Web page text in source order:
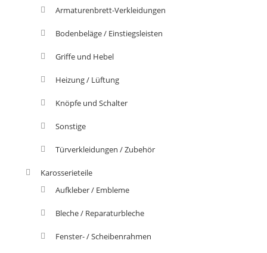
Armaturenbrett-Verkleidungen
Bodenbeläge / Einstiegsleisten
Griffe und Hebel
Heizung / Lüftung
Knöpfe und Schalter
Sonstige
Türverkleidungen / Zubehör
Karosserieteile
Aufkleber / Embleme
Bleche / Reparaturbleche
Fenster- / Scheibenrahmen